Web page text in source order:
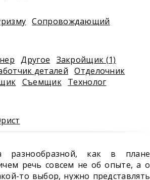
Сопровождающий
Другое
Закройщик (1)
деталей
Отделочник
Съемщик Технолог
как в плане
речь совсем не об опыте, а о
то выбор, нужно представлять